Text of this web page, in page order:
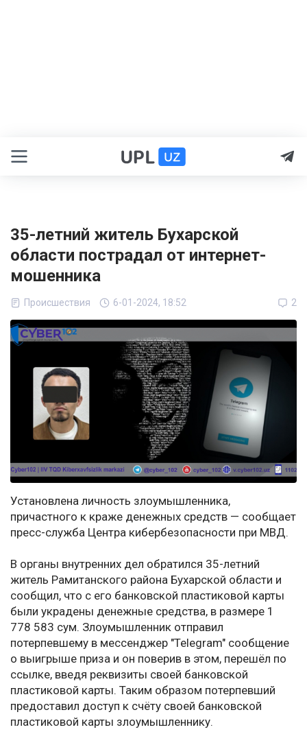
35-летний житель Бухарской
области пострадал от интернет-
мошенника
Происшествия 6-01-2024, 18:52 2
Установлена личность злоумышленника,
причастного к краже денежных средств — сообщает
пресс-служба Центра кибербезопасности при МВД.
В органы внутренних дел обратился 35-летний
житель Рамитанского района Бухарской области и
сообщил, что с его банковской пластиковой карты
были украдены денежные средства, в размере 1
778 583 сум. Злоумышленник отправил
потерпевшему в мессенджер "Telegram" сообщение
о выигрыше приза и он поверив в этом, перешёл по
ссылке, введя реквизиты своей банковской
пластиковой карты. Таким образом потерпевший
предоставил доступ к счёту своей банковской
пластиковой карты злоумышленнику.